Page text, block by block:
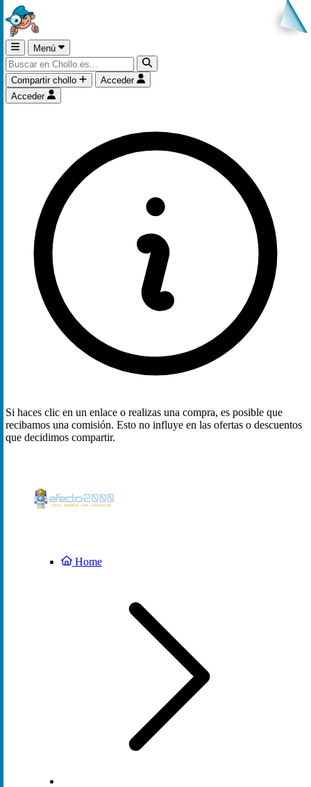
Menú
Compartir chollo
Acceder
Acceder
Si haces clic en un enlace o realizas una compra, es posible que
recibamos una comisión. Esto no influye en las ofertas o descuentos
que decidimos compartir.
Home